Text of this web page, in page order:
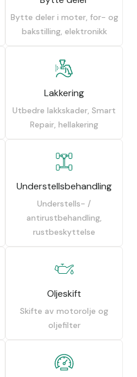
Bytte deler i moter, for- og
bakstilling, elektronikk
Lakkering
Utbedre lakkskader, Smart
Repair, hellakering
Understellsbehandling
Understells- /
antirustbehandling,
rustbeskyttelse
Oljeskift
Skifte av motorolje og
oljefilter